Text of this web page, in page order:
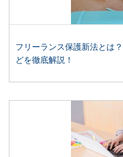
フリーランス保護新法とは
どを徹底解説！